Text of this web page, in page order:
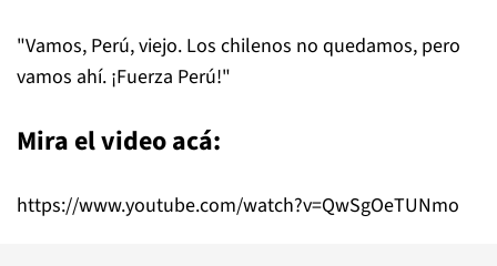
"Vamos, Perú, viejo. Los chilenos no quedamos, pero
vamos ahí. ¡Fuerza Perú!"
Mira el video acá:
https://www.youtube.com/watch?v=QwSgOeTUNmo